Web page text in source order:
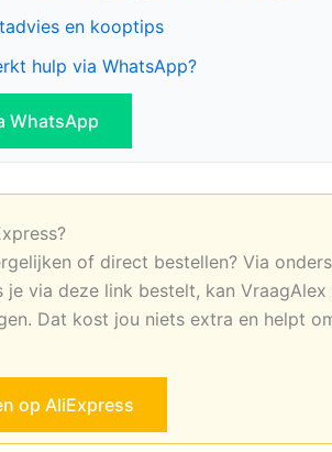
en kooptips
hulp via WhatsApp?
WhatsApp
of direct bestellen? Via
je via deze link bestelt, kan VraagAlex
Dat kost jou niets extra en helpt
op AliExpress